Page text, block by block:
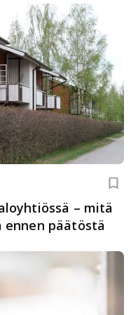
– mitä
päätöstä